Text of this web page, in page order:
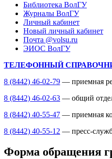
Библиотека ВолГУ
Журналы ВолГУ
Личный кабинет
Новый личный кабинет
Почта @volsu.ru
ЭИОС ВолГУ
ТЕЛЕФОННЫЙ
8 (8442) 46-02-79 — приемная
8 (8442) 46-02-63 — общий
8 (8442) 40-55-47 — приемная
8 (8442) 40-55-12 — пресс-
Форма обращения